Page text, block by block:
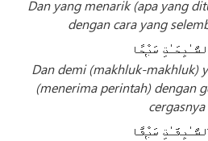
Dan yang menarik (apa yang
dengan cara yang
Dan demi (makhluk-makhluk)
(menerima perintah) dengan
cergasnya